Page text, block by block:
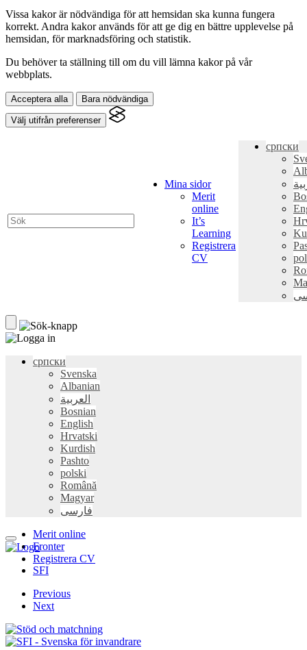
Vissa kakor är nödvändiga för att hemsidan ska kunna fungera
korrekt. Andra kakor används för att ge dig en bättre upplevelse på
hemsidan, för marknadsföring och statistik.
Du behöver ta ställning till om du vill lämna kakor på vår
webbplats.
Acceptera alla Bara nödvändiga
Välj utifrån preferenser
Mina sidor
Merit
online
It’s
Learning
Registrera
CV
српски
српски
Svenska
Albanian
العربية
Bosnian
English
Hrvatski
Kurdish
Pashto
polski
Română
Magyar
فارسی
Merit online
Fronter
Registrera CV
SFI
Previous
Next